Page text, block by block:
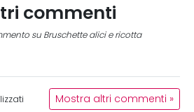
commenti
su Bruschette alici e ricotta
Mostra altri commenti »